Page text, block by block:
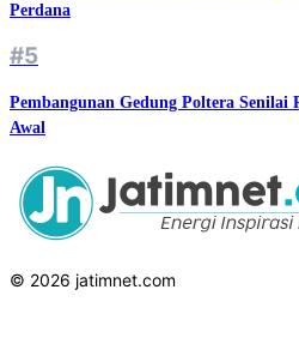
Perdana
#5
Pembangunan Gedung Poltera
Awal
© 2026 jatimnet.com